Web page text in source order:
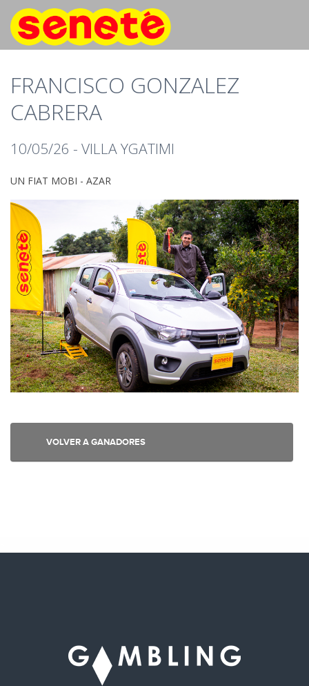
FRANCISCO GONZALEZ
CABRERA
10/05/26 - VILLA YGATIMI
UN FIAT MOBI - AZAR
VOLVER A GANADORES